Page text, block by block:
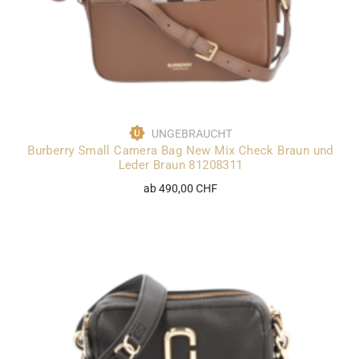
UNGEBRAUCHT
Burberry Small Camera Bag New Mix Check Braun und
Leder Braun 81208311
ab 490,00 CHF